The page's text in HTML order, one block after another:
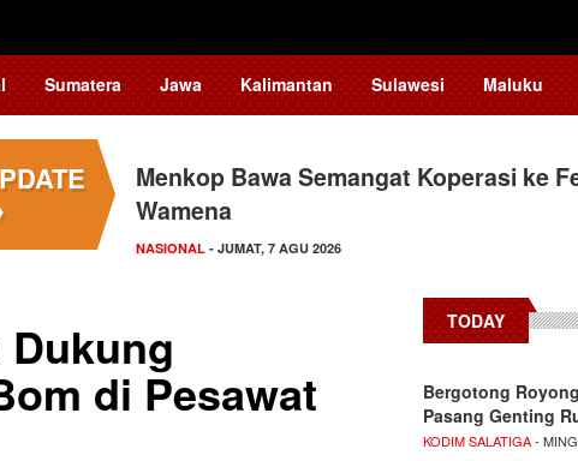
Sumatera Jawa Kalimantan Sulawesi Maluku
Menkop Bawa Semangat Koperasi ke
Wamena
NASIONAL - JUMAT, 7 AGU 2026
di Pesawat
TODAY
Bergotong
Pasang Genting
KODIM SALATIGA-